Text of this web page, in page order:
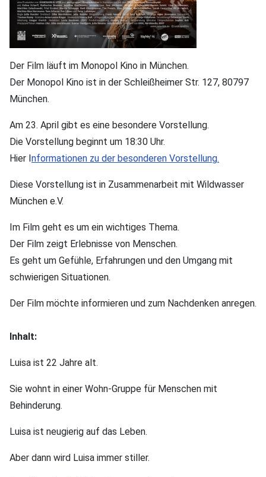
Der Film läuft im Monopol Kino in München.
Der Monopol Kino ist in der Schleißheimer Str. 127, 80797
München.
Am 23. April gibt es eine besondere Vorstellung.
Die Vorstellung beginnt um 18:30 Uhr.
Hier Informationen zu der besonderen Vorstellung.
Diese Vorstellung ist in Zusammenarbeit mit Wildwasser
München e.V.
Im Film geht es um ein wichtiges Thema.
Der Film zeigt Erlebnisse von Menschen.
Es geht um Gefühle, Erfahrungen und den Umgang mit
schwierigen Situationen.
Der Film möchte informieren und zum Nachdenken anregen.
Inhalt:
Luisa ist 22 Jahre alt.
Sie wohnt in einer Wohn-Gruppe für Menschen mit
Behinderung.
Luisa ist neugierig auf das Leben.
Aber dann wird Luisa immer stiller.